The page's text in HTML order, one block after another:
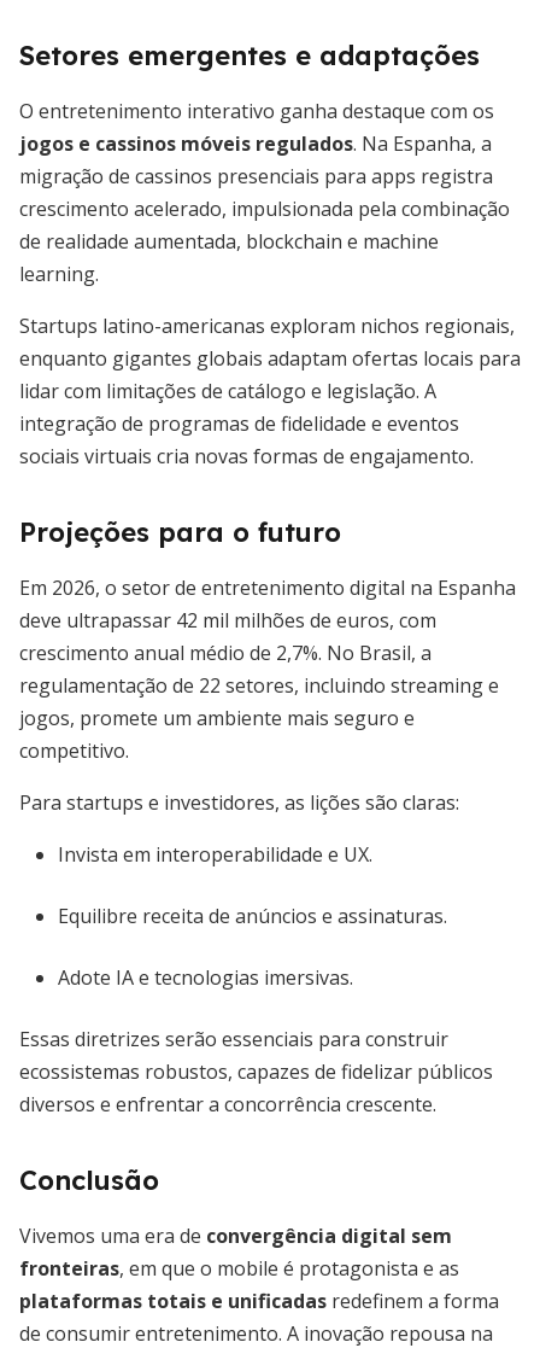
Setores emergentes e adaptações
O entretenimento interativo ganha destaque com os
jogos e cassinos móveis regulados. Na Espanha, a
migração de cassinos presenciais para apps registra
crescimento acelerado, impulsionada pela combinação
de realidade aumentada, blockchain e machine
learning.
Startups latino-americanas exploram nichos regionais,
enquanto gigantes globais adaptam ofertas locais para
lidar com limitações de catálogo e legislação. A
integração de programas de fidelidade e eventos
sociais virtuais cria novas formas de engajamento.
Projeções para o futuro
Em 2026, o setor de entretenimento digital na Espanha
deve ultrapassar 42 mil milhões de euros, com
crescimento anual médio de 2,7%. No Brasil, a
regulamentação de 22 setores, incluindo streaming e
jogos, promete um ambiente mais seguro e
competitivo.
Para startups e investidores, as lições são claras:
Invista em interoperabilidade e UX.
Equilibre receita de anúncios e assinaturas.
Adote IA e tecnologias imersivas.
Essas diretrizes serão essenciais para construir
ecossistemas robustos, capazes de fidelizar públicos
diversos e enfrentar a concorrência crescente.
Conclusão
Vivemos uma era de convergência digital sem
fronteiras, em que o mobile é protagonista e as
plataformas totais e unificadas redefinem a forma
de consumir entretenimento. A inovação repousa na